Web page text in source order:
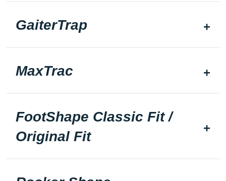
GaiterTrap
MaxTrac
FootShape Classic Fit /
Original Fit